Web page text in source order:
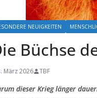
NEUIGKEITEN
Büchse
März 2026 TBF
dieser Krieg länger